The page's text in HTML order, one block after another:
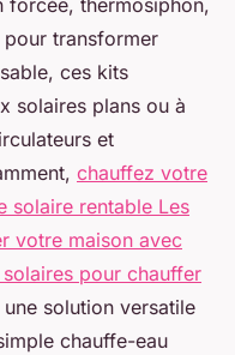
forcée, thermosiphon,
transformer
ces kits
solaires plans ou à
et
chauffez votre
solaire rentable Les
votre maison avec
solaires pour chauffer
une solution versatile
chauffe-eau